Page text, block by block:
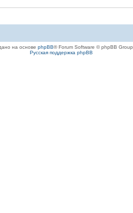
на основе phpBB® Forum Software © phpBB Group
Русская поддержка phpBB